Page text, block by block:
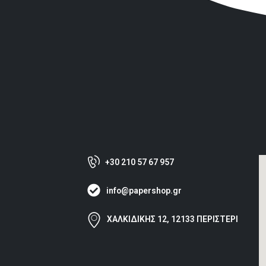
+30 210 57 67 957
info@papershop.gr
ΧΑΛΚΙΔΙΚΗΣ 12, 12133 ΠΕΡΙΣΤΕΡΙ